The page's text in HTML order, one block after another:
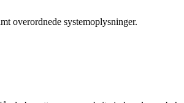
overordnede systemoplysninger.